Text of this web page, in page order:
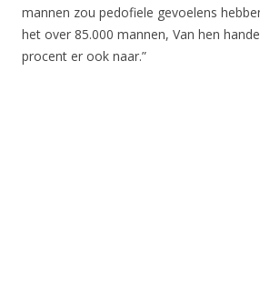
mannen zou pedofiele gevoelens
het over 85.000 mannen, Van hen
procent er ook naar.”